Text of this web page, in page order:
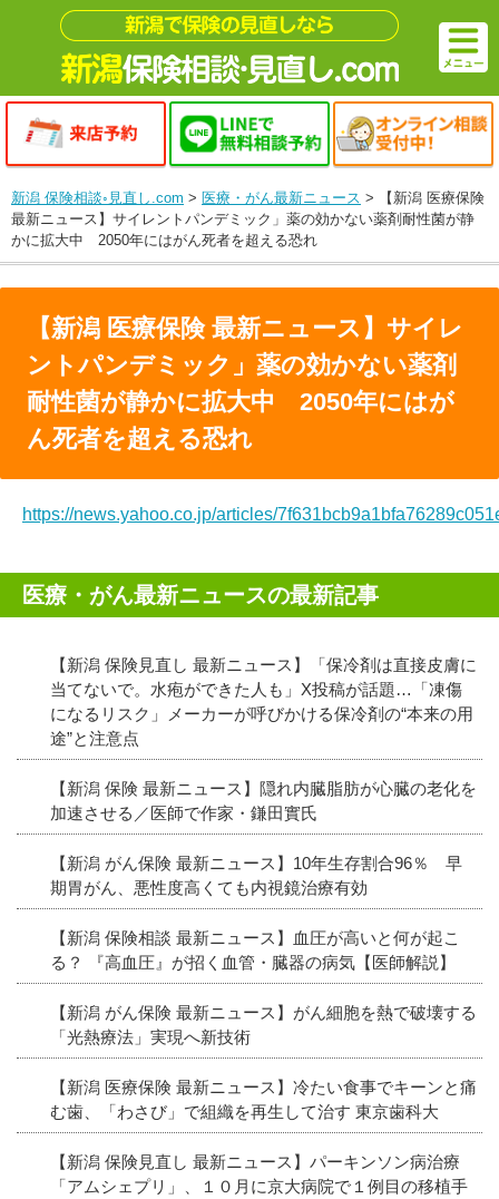
新潟 保険相談◦見直し.com > 医療・がん最新ニュース >
【新潟 医療保険
最新ニュース】サイレントパンデミック」薬の効かない薬剤耐性菌が静
かに拡大中 2050年にはがん死者を超える恐れ
【新潟 医療保険 最新ニュース】サイレ
ントパンデミック」薬の効かない薬剤
耐性菌が静かに拡大中 2050年にはが
ん死者を超える恐れ
https://news.yahoo.co.jp/articles/
医療・がん最新ニュースの最新記事
【新潟 保険見直し 最新ニュース】「保冷剤は直接皮膚に
当てないで。水疱ができた人も」X投稿が話題…「凍傷
になるリスク」メーカーが呼びかける保冷剤の“本来の用
途”と注意点
【新潟 保険 最新ニュース】隠れ内臓脂肪が心臓の老化を
加速させる／医師で作家・鎌田實氏
【新潟 がん保険 最新ニュース】10年生存割合96％ 早
期胃がん、悪性度高くても内視鏡治療有効
【新潟 保険相談 最新ニュース】血圧が高いと何が起こ
る？ 『高血圧』が招く血管・臓器の病気【医師解説】
【新潟 がん保険 最新ニュース】がん細胞を熱で破壊する
「光熱療法」実現へ新技術
【新潟 医療保険 最新ニュース】冷たい食事でキーンと痛
む歯、「わさび」で組織を再生して治す 東京歯科大
【新潟 保険見直し 最新ニュース】パーキンソン病治療
「アムシェプリ」、１０月に京大病院で１例目の移植手